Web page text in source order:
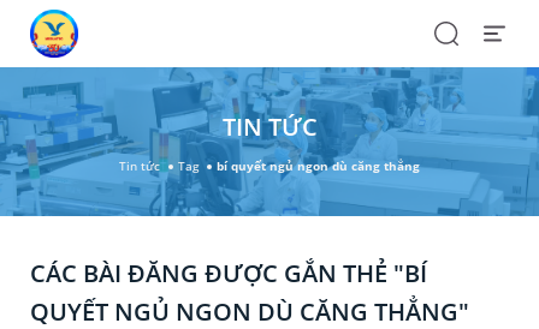
SearchOpen
TIN TỨC
Tin tức Tag bí quyết ngủ ngon dù căng thẳng
CÁC BÀI ĐĂNG ĐƯỢC GẮN THẺ "BÍ
QUYẾT NGỦ NGON DÙ CĂNG THẲNG"